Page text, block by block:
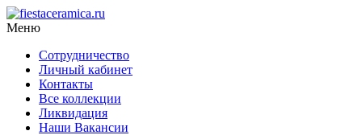
Меню
Сотрудничество
Личный кабинет
Контакты
Все коллекции
Ликвидация
Наши Вакансии